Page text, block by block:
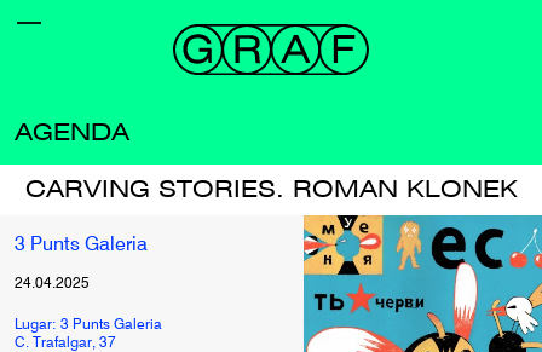
AGENDA
CARVING STORIES. ROMAN KLONEK
3 Punts Galeria
24.04.2025
Lugar: 3 Punts Galeria
C. Trafalgar, 37